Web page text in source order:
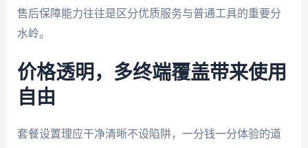
售后保障能力往往是区分优质服务与普通工具的重要分
水岭。
价格透明，多终端覆盖带来使用
自由
套餐设置理应干净清晰不设陷阱，一分钱一分体验的道